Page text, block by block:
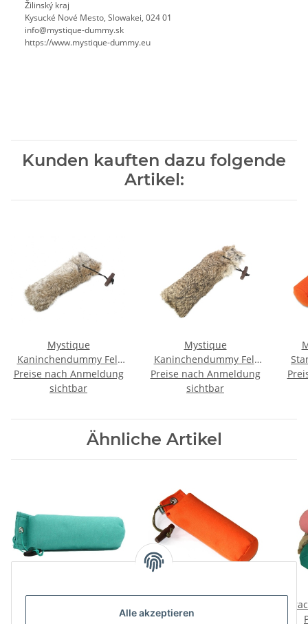
Alle akzeptieren
Žilinský kraj
Kysucké Nové Mesto, Slowakei, 024 01
info@mystique-dummy.sk
https://www.mystique-dummy.eu
Kunden kauften dazu folgende
Artikel:
Mystique
Kaninchendummy Fell
250g
Preise nach Anmeldung
sichtbar
Mystique
Kaninchendummy Fell
500g
Preise nach Anmeldung
sichtbar
Ähnliche Artikel